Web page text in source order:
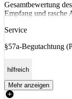
Gesamtbewertung
Empfang und rasche
Service
§57a-Begutachtung
hilfreich
Mehr anzeigen